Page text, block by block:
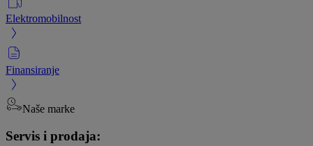
Elektromobilnost
Finansiranje
Naše marke
Servis i prodaja: